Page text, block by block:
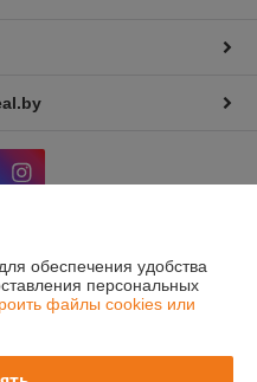
обеспечения удобства
персональных
файлы cookies или